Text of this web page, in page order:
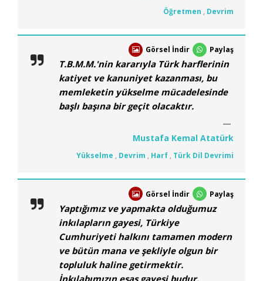
Öğretmen , Devrim
Görsel İndir Paylaş
T.B.M.M.'nin kararıyla Türk harflerinin
katiyet ve kanuniyet kazanması, bu
memleketin yükselme mücadelesinde
başlı başına bir geçit olacaktır.
Mustafa Kemal Atatürk
Yükselme , Devrim , Harf , Türk Dil Devrimi
Görsel İndir Paylaş
Yaptığımız ve yapmakta olduğumuz
inkılapların gayesi, Türkiye
Cumhuriyeti halkını tamamen modern
ve bütün mana ve şekliyle olgun bir
topluluk haline getirmektir.